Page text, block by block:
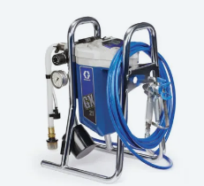
lehetőségével. A berendezés alkalmas
acélszerkezetek, tartályok
korróziógátló permetezésére,
betonszerkezetek, tetők, valamint
minden festési és homlokzati munka
helyreállítására. A Graco alkatrészeinek
kialakítása a megbízható Honda
motorokkal együtt ezeket a gépeket a
legjobbakká teszi, amelyeket ma a
globalizált piacon kapni lehet. A